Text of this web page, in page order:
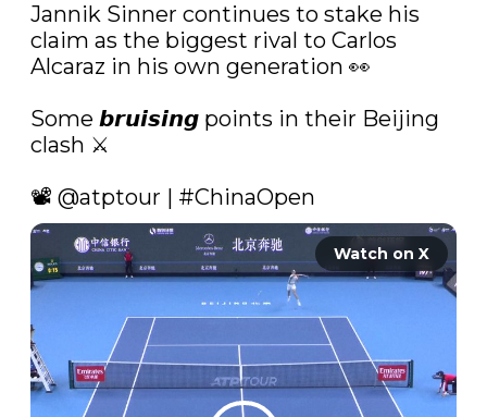
Jannik Sinner continues to stake his
claim as the biggest rival to Carlos
Alcaraz in his own generation 👀
Some 𝙗𝙧𝙪𝙞𝙨𝙞𝙣𝙜 points in their Beijing
clash ⚔️
📽️ @atptour | #ChinaOpen
Watch on X